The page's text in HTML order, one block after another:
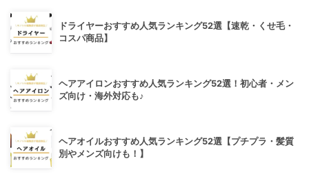
ドライヤーおすすめ人気ランキング52選【速乾・くせ毛・
コスパ商品】
ヘアアイロンおすすめ人気ランキング52選！初心者・メン
ズ向け・海外対応も♪
ヘアオイルおすすめ人気ランキング52選【プチプラ・髪質
別やメンズ向けも！】